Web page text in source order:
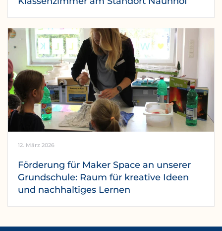
12. März 2026
Förderung für Maker Space an unserer
Grundschule: Raum für kreative Ideen
und nachhaltiges Lernen